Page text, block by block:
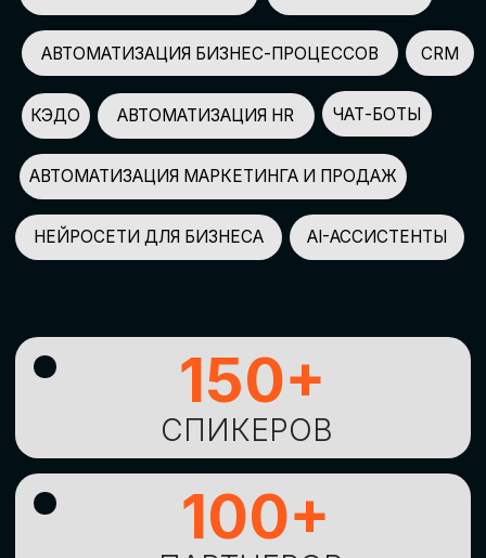
ПАРТНЕРОВ
100+
УЧАСТНИКОВ
2500+
GLOBAL TECH FORUM –
ИЗУЧЕНИЯНОВЫХ
ТЕХНОЛОГИЙИ
СТРАТЕГИЧЕСКИХ
ПОДХОДОВ К ЦИФРОВОЙ
ТРАНСФОРМАЦИИ
БИЗНЕСА